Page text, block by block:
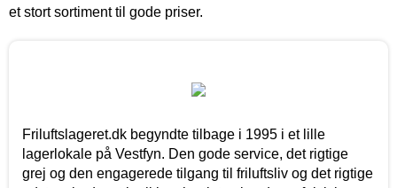
et stort sortiment til gode priser.
Friluftslageret.dk begyndte tilbage i 1995 i et lille
lagerlokale på Vestfyn. Den gode service, det rigtige
grej og den engagerede tilgang til friluftsliv og det rigtige